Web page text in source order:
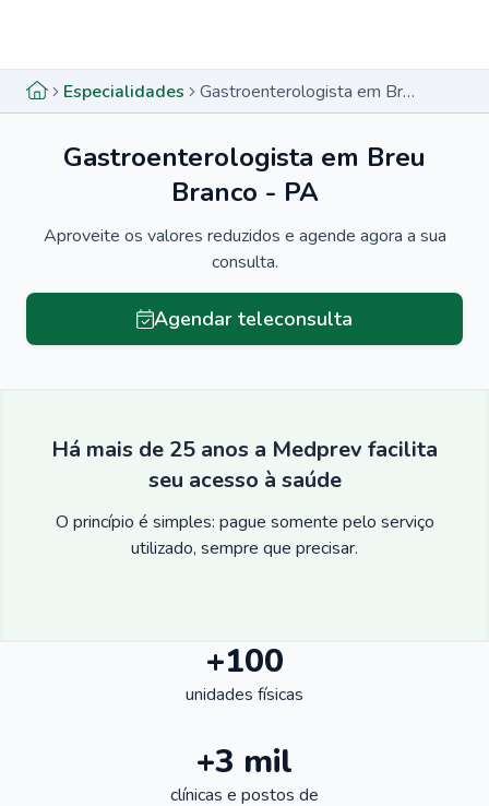
Especialidades Gastroenterologista em Breu Branco - PA
Gastroenterologista em Breu
Branco - PA
Aproveite os valores reduzidos e agende agora a sua
consulta.
Agendar teleconsulta
Há mais de 25 anos a Medprev facilita
seu acesso à saúde
O princípio é simples: pague somente pelo serviço
utilizado, sempre que precisar.
+100
unidades físicas
+3 mil
clínicas e postos de